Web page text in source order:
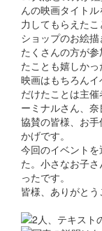
んの映画タイト
力してもらえた
ショップのお絵
たくさんの方が
たことも嬉しかっ
映画はもちろん
だけたことは主
ーミナルさん、
協賛の皆様、お
かげです。
今回のイベント
た。小さなお子
ったです。
皆様、ありがとう